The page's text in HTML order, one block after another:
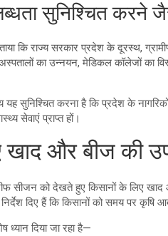
सुनिश्चित करने
कि राज्य सरकार प्रदेश के दूरस्थ,
का उन्नयन, मेडिकल कॉलेजों का
यह सुनिश्चित करना है कि प्रदेश के
सेवाएं प्राप्त हों।
खाद और बीज की
को देखते हुए किसानों के लिए खाद और
दिए हैं कि किसानों को समय पर कृषि
ध्यान दिया जा रहा है—